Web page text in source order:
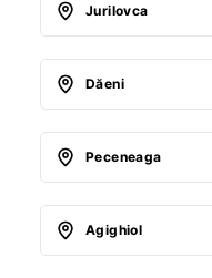
Jurilovca
Dăeni
Peceneaga
Agighiol